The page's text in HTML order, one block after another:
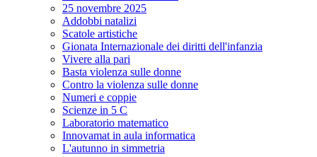
25 novembre 2025
Addobbi natalizi
Scatole artistiche
Gionata Internazionale dei diritti dell'infanzia
Vivere alla pari
Basta violenza sulle donne
Contro la violenza sulle donne
Numeri e coppie
Scienze in 5 C
Laboratorio matematico
Innovamat in aula informatica
L'autunno in simmetria